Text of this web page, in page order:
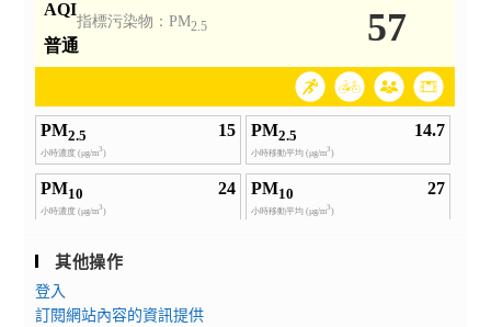
其他操作
登入
訂閱網站內容的資訊提供